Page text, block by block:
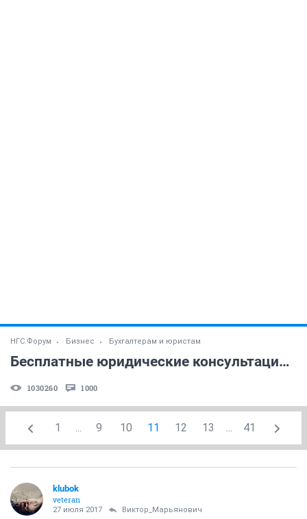
НГС.Форум Бизнес Бухгалтерам и юристам
Бесплатные юридические консультации (часть 5)
1030260 1000
1 9 10 11 12 13 41
klubok
veteran
27 июля 2017 Виктор_Марьянович